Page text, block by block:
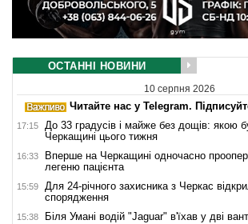
ОСТАННІ НОВИНИ
10 серпня 2026
Читайте нас у Telegram.
17:15
До 33 градусів і майже без дощів: якою
Черкащині цього тижня
16:33
Вперше на Черкащині одночасно
легеню пацієнта
15:59
Для 24-річного захисника з Черкас
спорядження
15:38 Біля Умані водій "Jaguar" в'їхав у дві